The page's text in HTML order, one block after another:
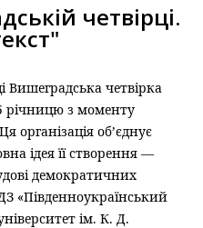
четвірці.
Вишеградська четвірка
річницю з моменту
організація об’єднує
ідея її створення —
демократичних
«Південноукраїнський
ім. К. Д.